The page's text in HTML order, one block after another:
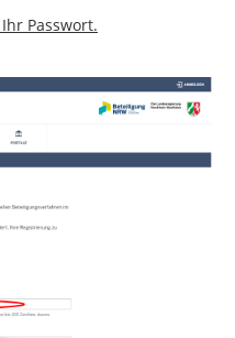
Passwort.